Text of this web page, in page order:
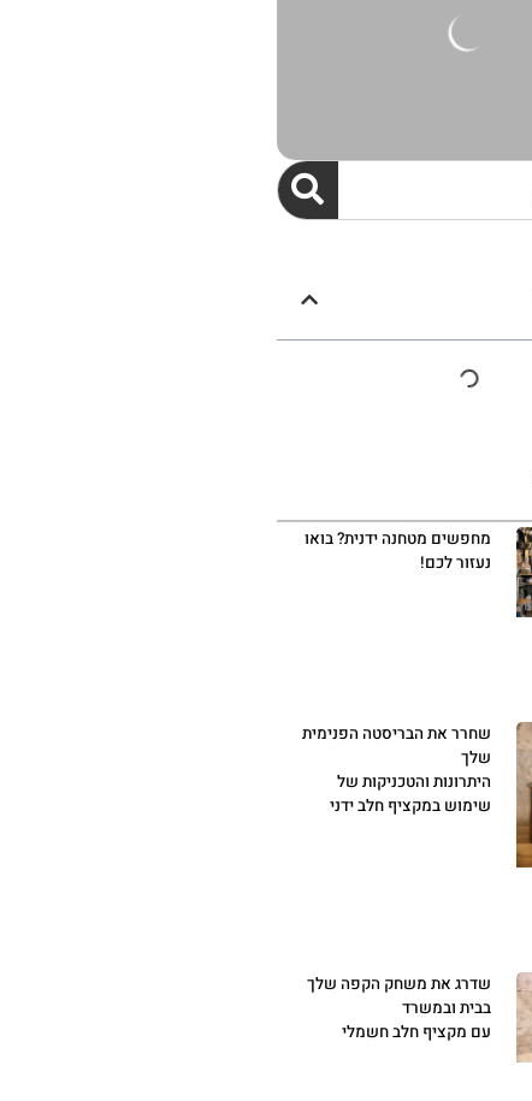
מחפשים מטחנה ידנית? בואו
נעזור לכם!
שחרר את הבריסטה הפנימית
שלך
היתרונות והטכניקות של
שימוש במקציף חלב ידני
שדרג את משחק הקפה שלך
בבית ובמשרד
עם מקציף חלב חשמלי